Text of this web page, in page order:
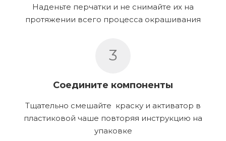
Наденьте перчатки и не снимайте их на
протяжении всего процесса окрашивания
3
Соедините компоненты
Тщательно смешайте краску и активатор в
пластиковой чаше повторяя инструкцию на
упаковке